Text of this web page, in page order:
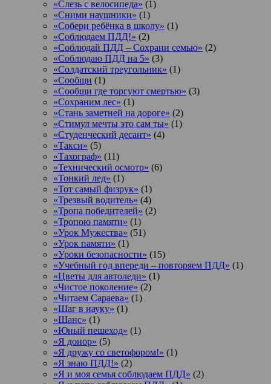
«Слезь с велосипеда» (1)
«Сними наушники» (1)
«Собери ребёнка в школу» (1)
«Соблюдаем ПДД!» (2)
«Соблюдай ПДД – Сохрани семью» (2)
«Соблюдаю ПДД на 5» (3)
«Солдатский треугольник» (1)
«Сообщи (1)
«Сообщи где торгуют смертью» (3)
«Сохраним лес» (1)
«Стань заметней на дороге» (2)
«Стимул мечты это сам ты» (1)
«Студенческий десант» (4)
«Такси» (5)
«Тахограф» (11)
«Технический осмотр» (6)
«Тонкий лед» (1)
«Тот самый физрук» (1)
«Трезвый водитель» (4)
«Тропа победителей» (2)
«Тропою памяти» (1)
«Урок Мужества» (51)
«Урок памяти» (1)
«Уроки безопасности» (15)
«Учебный год впереди – повторяем ПДД» (1)
«Цветы для автоледи» (1)
«Чистое поколение» (2)
«Читаем Сараева» (1)
«Шаг в науку» (1)
«Шанс» (1)
«Юный пешеход» (1)
«Я донор» (5)
«Я дружу со светофором!» (1)
«Я знаю ПДД!» (2)
«Я и моя семья соблюдаем ПДД» (2)